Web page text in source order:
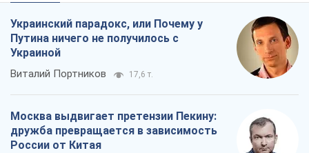
Украинский парадокс, или Почему у
Путина ничего не получилось с
Украиной
Виталий Портников 17,6 т.
Москва выдвигает претензии Пекину:
дружба превращается в зависимость
России от Китая